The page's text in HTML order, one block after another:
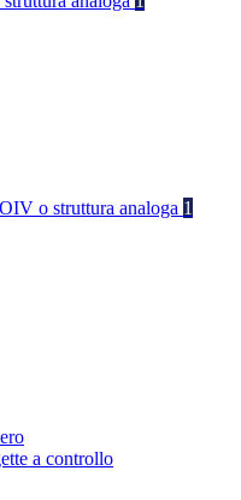
o struttura analoga 1
a controllo